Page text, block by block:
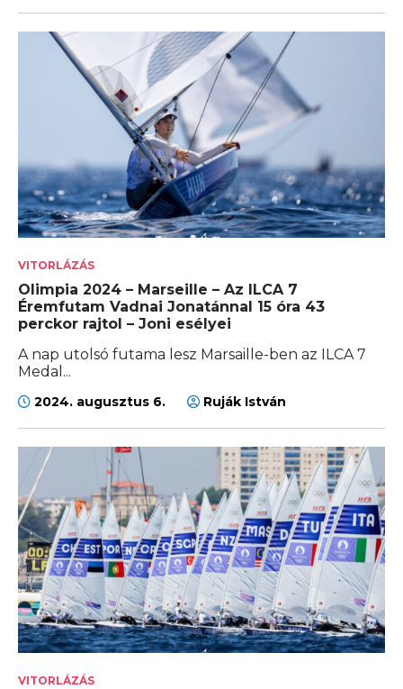
VITORLÁZÁS
Olimpia 2024 – Marseille – Az ILCA 7
Éremfutam Vadnai Jonatánnal 15 óra 43
perckor rajtol – Joni esélyei
A nap utolsó futama lesz Marsaille-ben az ILCA 7
Medal...
2024. augusztus 6. Ruják István
VITORLÁZÁS